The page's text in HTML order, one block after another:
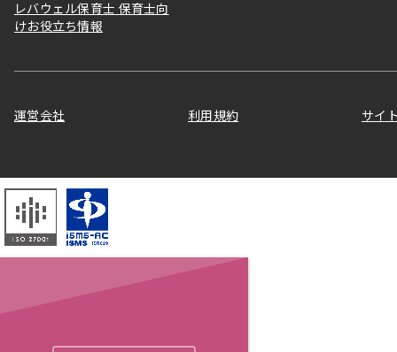
レバウェル保育士 保育士向
けお役立ち情報
運営会社 利用規約 サイ